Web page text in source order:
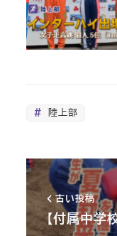
陸上部
古い投稿
【付属中学